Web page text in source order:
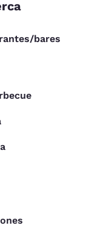
bares